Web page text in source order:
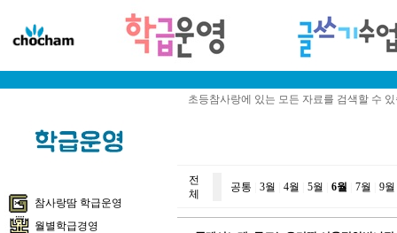
초등참사랑에 있는 모든 자료를 검색할 수
참사랑땀 학급운영
월별학급경영
전
체
공통 3월 4월 5월 6월 7월 9월